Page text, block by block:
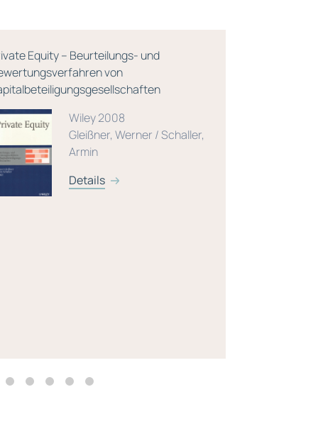
Equity – Beurteilungs- und
von
Wiley 2008
Gleißner, Werner / Schaller,
Armin
Details